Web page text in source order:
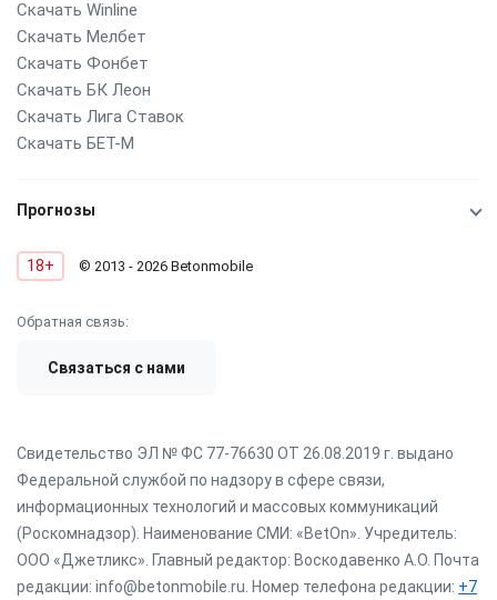
Скачать Winline
Скачать Мелбет
Скачать Фонбет
Скачать БК Леон
Скачать Лига Ставок
Скачать БЕТ-М
Прогнозы
18+ © 2013 - 2026 Betonmobile
Обратная связь:
Связаться с нами
Свидетельство ЭЛ № ФС 77-76630 ОТ 26.08.2019 г. выдано
Федеральной службой по надзору в сфере связи,
информационных технологий и массовых коммуникаций
(Роскомнадзор). Наименование СМИ: «BetOn». Учредитель:
ООО «Джетликс». Главный редактор: Воскодавенко А.О. Почта
редакции: info@betonmobile.ru. Номер телефона редакции: +7